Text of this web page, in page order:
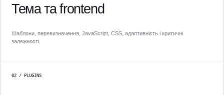
Тема та frontend
Шаблони, перевизначення, JavaScript, CSS, адаптивність і критичні
залежності.
02 / PLUGINS